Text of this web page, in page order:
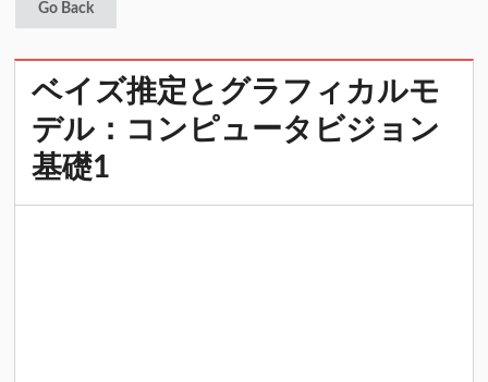
Go Back
ベイズ推定とグラフィカルモ
デル：コンピュータビジョン
基礎1